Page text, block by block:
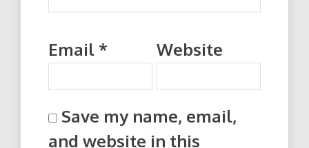
Email * Website
Save my name, email,
and website in this